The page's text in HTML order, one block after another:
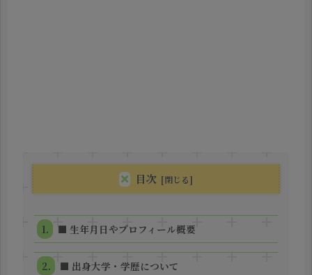
目次
■ 生年月日やプロフィール概要
■ 出身大学・学歴について